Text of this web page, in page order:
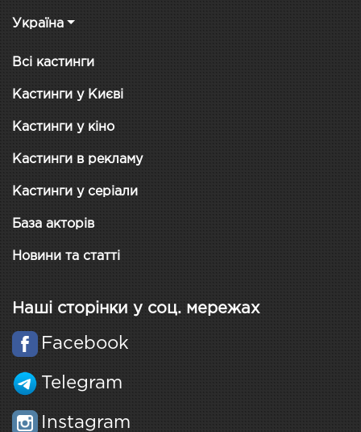
Україна
Всі кастинги
Кастинги у Києві
Кастинги у кіно
Кастинги в рекламу
Кастинги у серіали
База акторів
Новини та статті
Наші сторінки у соц. мережах
Facebook
Telegram
Instagram